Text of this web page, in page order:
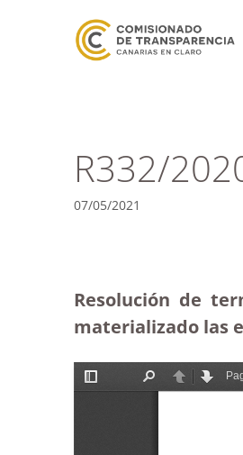
R332/
07/05/2021
Resolución de
materializado las